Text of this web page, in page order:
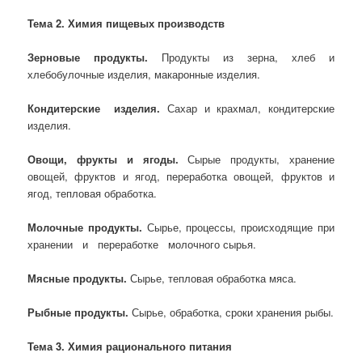
Тема 2. Химия пищевых производств
Зерновые продукты. Продукты из зерна, хлеб и
хлебобулочные изделия, макаронные изделия.
Кондитерские изделия. Сахар и крахмал, кондитерские
изделия.
Овощи, фрукты и ягоды.Сырые продукты, хранение
овощей, фруктов и ягод, переработка овощей, фруктов и
ягод, тепловая обработка.
Молочные продукты. Сырье, процессы, происходящие при
хранении и переработке молочного сырья.
Мясные продукты.Сырье, тепловая обработка мяса.
Рыбные продукты.Сырье, обработка, сроки хранения рыбы.
Тема 3. Химия рационального питания